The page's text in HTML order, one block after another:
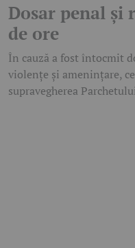
Dosar penal și
de ore
În cauză a fost întocmit
violențe și amenințare,
supravegherea